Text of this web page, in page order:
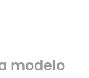
modelo